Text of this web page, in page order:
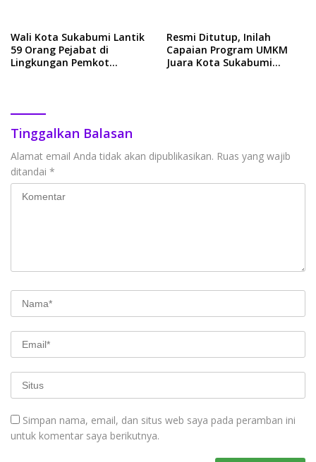
Wali Kota Sukabumi Lantik
59 Orang Pejabat di
Lingkungan Pemkot
Resmi Ditutup, Inilah
Capaian Program UMKM
Juara Kota Sukabumi
Tinggalkan Balasan
Alamat email Anda tidak akan dipublikasikan. Ruas yang wajib
ditandai *
Simpan nama, email, dan situs web saya pada peramban ini
untuk komentar saya berikutnya.